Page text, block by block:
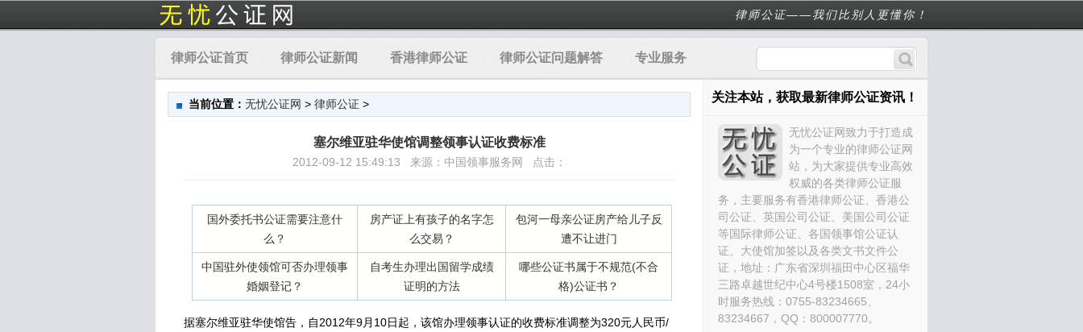
律师公证——我们比别人更懂你！
律师公证首页 律师公证新闻 香港律师公证 律师公证问题解答 专业服务
关注本站，获取最新律师公证资讯！
无忧公证网致力于打造成
为一个专业的律师公证网
站，为大家提供专业高效
权威的各类律师公证服
务，主要服务有香港律师公证、香港公
司公证、英国公司公证、美国公司公证
等国际律师公证、各国领事馆公证认
证、大使馆加签以及各类文书文件公
证，地址：广东省深圳福田中心区福华
三路卓越世纪中心4号楼1508室，24小
时服务热线：0755-83234665、
83234667，QQ：800007770。
当前位置： 无忧公证网 > 律师公证 >
塞尔维亚驻华使馆调整领事认证收费标准
2012-09-12 15:49:13 来源：中国领事服务网 点击：
国外委托书公证需要注意什
么？
房产证上有孩子的名字怎
么交易？
包河一母亲公证房产给儿子反
遭不让进门
中国驻外使领馆可否办理领事
婚姻登记？
自考生办理出国留学成绩
证明的方法
哪些公证书属于不规范(不合
格)公证书？
据塞尔维亚驻华使馆告，自2012年9月10日起，该馆办理领事认证的收费标准调整为320元人民币/